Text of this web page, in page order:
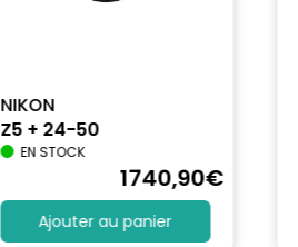
NIKON
Z5 + 24-50
EN STOCK
1740,90€
Ajouter au panier